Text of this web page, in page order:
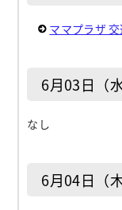
ママプラザ
6月03日（
なし
6月04日（